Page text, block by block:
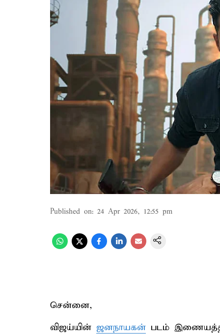
Published on: 24 Apr 2026, 12:55 pm
சென்னை,
விஜய்யின் ஜனநாயகன் படம்